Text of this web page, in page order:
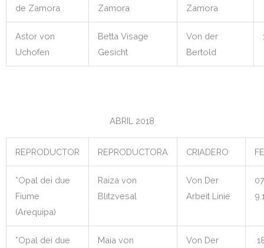
de Zamora
Zamora
Zamora
Astor von
Uchofen
Betta Visage
Gesicht
Von der
Bertold
ABRIL 2018
REPRODUCTOR REPRODUCTORA CRIADERO
*Opal dei due
Fiume
(Arequipa)
Raiza von
Blitzvesal
Von Der
Arbeit Linie
*Opal dei due
Maia von
Von Der